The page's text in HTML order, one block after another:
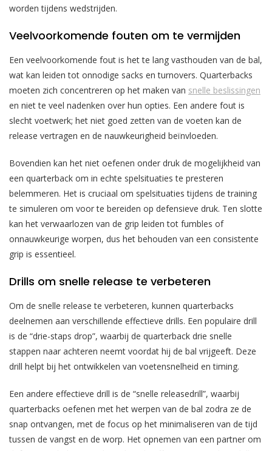
worden tijdens wedstrijden.
Veelvoorkomende fouten om te vermijden
Een veelvoorkomende fout is het te lang vasthouden van de bal,
wat kan leiden tot onnodige sacks en turnovers. Quarterbacks
moeten zich concentreren op het maken van snelle beslissingen
en niet te veel nadenken over hun opties. Een andere fout is
slecht voetwerk; het niet goed zetten van de voeten kan de
release vertragen en de nauwkeurigheid beïnvloeden.
Bovendien kan het niet oefenen onder druk de mogelijkheid van
een quarterback om in echte spelsituaties te presteren
belemmeren. Het is cruciaal om spelsituaties tijdens de training
te simuleren om voor te bereiden op defensieve druk. Ten slotte
kan het verwaarlozen van de grip leiden tot fumbles of
onnauwkeurige worpen, dus het behouden van een consistente
grip is essentieel.
Drills om snelle release te verbeteren
Om de snelle release te verbeteren, kunnen quarterbacks
deelnemen aan verschillende effectieve drills. Een populaire drill
is de “drie-staps drop”, waarbij de quarterback drie snelle
stappen naar achteren neemt voordat hij de bal vrijgeeft. Deze
drill helpt bij het ontwikkelen van voetensnelheid en timing.
Een andere effectieve drill is de “snelle releasedrill”, waarbij
quarterbacks oefenen met het werpen van de bal zodra ze de
snap ontvangen, met de focus op het minimaliseren van de tijd
tussen de vangst en de worp. Het opnemen van een partner om